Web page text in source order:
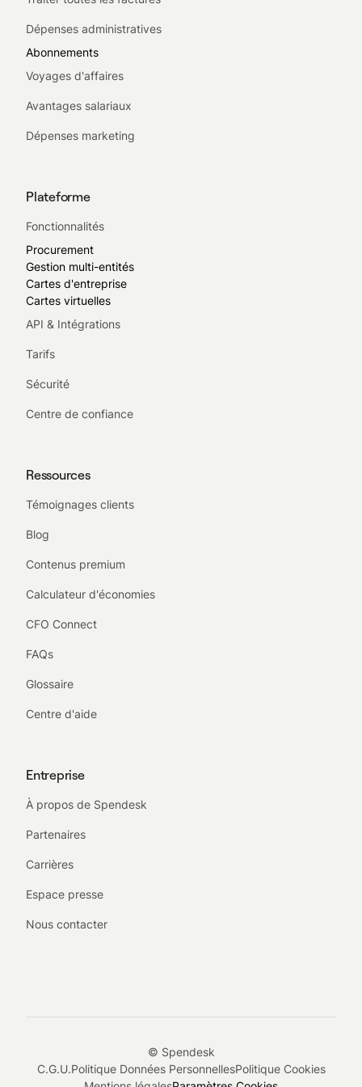
Dépenses administratives
Abonnements
Voyages d'affaires
Avantages salariaux
Dépenses marketing
Plateforme
Fonctionnalités
Procurement
Gestion multi-entités
Cartes d'entreprise
Cartes virtuelles
API & Intégrations
Tarifs
Sécurité
Centre de confiance
Ressources
Témoignages clients
Blog
Contenus premium
Calculateur d'économies
CFO Connect
FAQs
Glossaire
Centre d'aide
Entreprise
À propos de Spendesk
Partenaires
Carrières
Espace presse
Nous contacter
© Spendesk
C.G.U.Politique Données PersonnellesPolitique Cookies